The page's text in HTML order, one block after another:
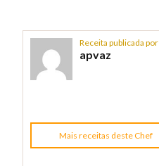
Receita publicada por
apvaz
Mais receitas deste Chef